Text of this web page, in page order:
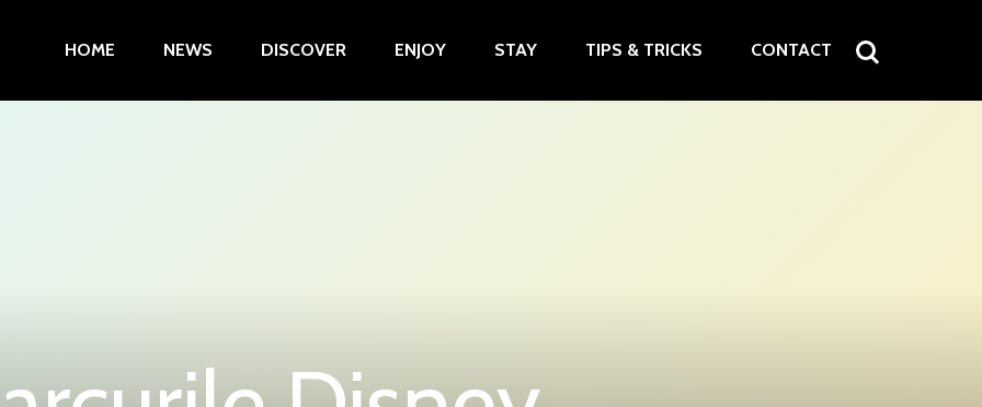
HOME NEWS DISCOVER ENJOY STAY TIPS & TRICKS CONTACT